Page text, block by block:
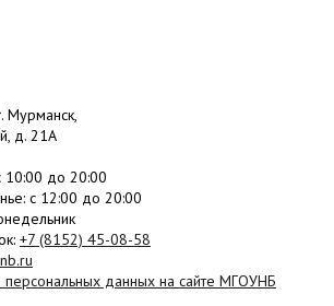
Мурманск,
д. 21А
10:00 до 20:00
: c 12:00 до 20:00
+7 (8152) 45-08-58
персональных данных на сайте МГОУНБ